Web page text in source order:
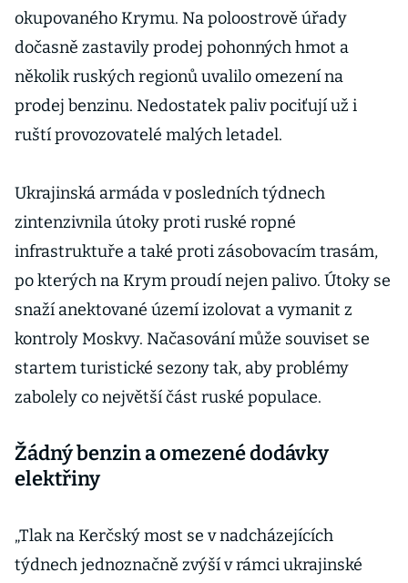
okupovaného Krymu. Na poloostrově úřady
dočasně zastavily prodej pohonných hmot a
několik ruských regionů uvalilo omezení na
prodej benzinu. Nedostatek paliv pociťují už i
ruští provozovatelé malých letadel.
Ukrajinská armáda v posledních týdnech
zintenzivnila útoky proti ruské ropné
infrastruktuře a také proti zásobovacím trasám,
po kterých na Krym proudí nejen palivo. Útoky se
snaží anektované území izolovat a vymanit z
kontroly Moskvy. Načasování může souviset se
startem turistické sezony tak, aby problémy
zabolely co největší část ruské populace.
Žádný benzin a omezené dodávky
elektřiny
„Tlak na Kerčský most se v nadcházejících
týdnech jednoznačně zvýší v rámci ukrajinské